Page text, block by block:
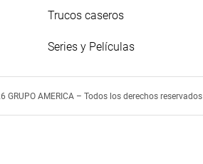
Trucos caseros
Series y Películas
GRUPO AMERICA – Todos los derechos reservados